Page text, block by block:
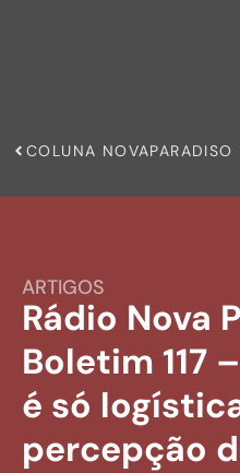
COLUNA NOVAPARADISO
ARTIGOS
Rádio Nova
Boletim 117
é só
percepção